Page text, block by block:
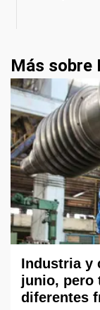
Más sobre
Industria y
junio, pero
diferentes